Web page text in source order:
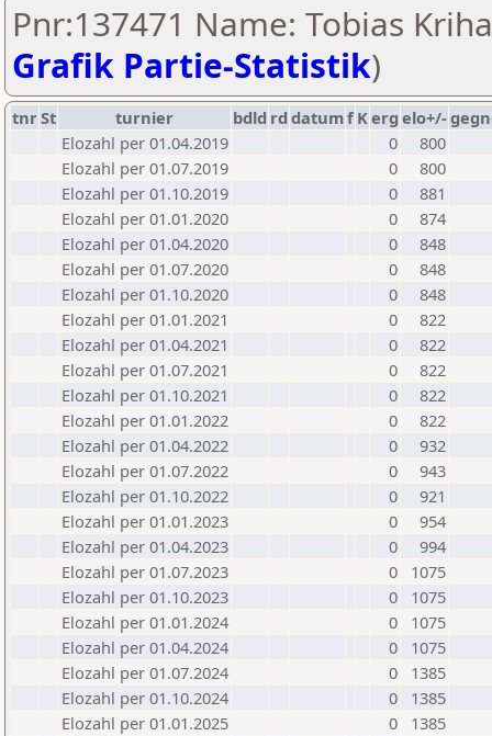
Pnr:137471 Name: Tobias
Grafik Partie-Statistik)
tnrSt turnier bdld rd datumf Kerg elo+/-
Elozahl per 01.04.2019
0
800
Elozahl per 01.07.2019
0
800
Elozahl per 01.10.2019
0
881
Elozahl per 01.01.2020
0
874
Elozahl per 01.04.2020
0
848
Elozahl per 01.07.2020
0
848
Elozahl per 01.10.2020
0
848
Elozahl per 01.01.2021
0
822
Elozahl per 01.04.2021
0
822
Elozahl per 01.07.2021
0
822
Elozahl per 01.10.2021
0
822
Elozahl per 01.01.2022
0
822
Elozahl per 01.04.2022
0
932
Elozahl per 01.07.2022
0
943
Elozahl per 01.10.2022
0
921
Elozahl per 01.01.2023
0
954
Elozahl per 01.04.2023
0
994
Elozahl per 01.07.2023
0
1075
Elozahl per 01.10.2023
0
1075
Elozahl per 01.01.2024
0
1075
Elozahl per 01.04.2024
0
1075
Elozahl per 01.07.2024
0
1385
Elozahl per 01.10.2024
0
1385
Elozahl per 01.01.2025
0
1385